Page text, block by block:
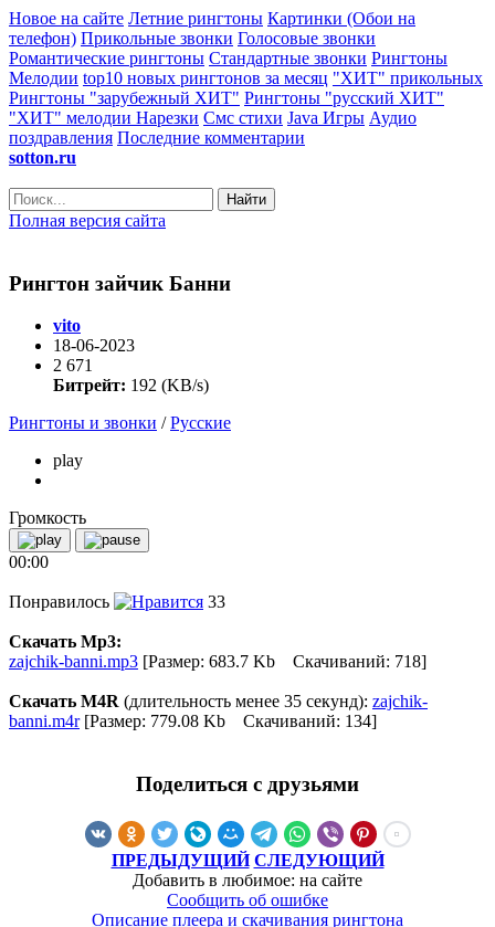
Новое на сайте Летние рингтоны Картинки (Обои на
телефон) Прикольные звонки Голосовые звонки
Романтические рингтоны Стандартные звонки Рингтоны
Мелодии top10 новых рингтонов за месяц "ХИТ" прикольных
Рингтоны "зарубежный ХИТ" Рингтоны "русский ХИТ"
"ХИТ" мелодии Нарезки Смс стихи Java Игры Аудио
поздравления Последние комментарии
sotton.ru
Найти
Полная версия сайта
Рингтон зайчик Банни
vito
18-06-2023
2 671
Битрейт: 192 (KB/s)
Рингтоны и звонки /Русские
play
Громкость
00:00
Понравилось 33
Скачать Mp3:
zajchik-banni.mp3 [Размер: 683.7 Kb Скачиваний: 718]
Скачать M4R (длительность менее 35 секунд): zajchik-
banni.m4r[Размер: 779.08 Kb Скачиваний: 134]
Поделиться с друзьями
ПРЕДЫДУЩИЙ СЛЕДУЮЩИЙ
Добавить в любимое: на сайте
Сообщить об ошибке
Описание плеера и скачивания рингтона